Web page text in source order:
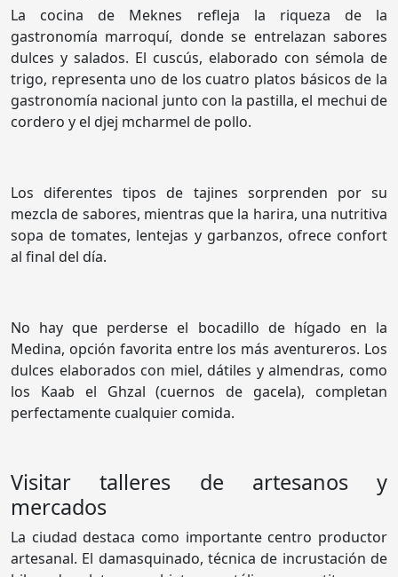
La cocina de Meknes refleja la riqueza de la
gastronomía marroquí, donde se entrelazan sabores
dulces y salados. El cuscús, elaborado con sémola de
trigo, representa uno de los cuatro platos básicos de la
gastronomía nacional junto con la pastilla, el mechui de
cordero y el djej mcharmel de pollo.
Los diferentes tipos de tajines sorprenden por su
mezcla de sabores, mientras que la harira, una nutritiva
sopa de tomates, lentejas y garbanzos, ofrece confort
al final del día.
No hay que perderse el bocadillo de hígado en la
Medina, opción favorita entre los más aventureros. Los
dulces elaborados con miel, dátiles y almendras, como
los Kaab el Ghzal (cuernos de gacela), completan
perfectamente cualquier comida.
Visitar talleres de artesanos y
mercados
La ciudad destaca como importante centro productor
artesanal. El damasquinado, técnica de incrustación de